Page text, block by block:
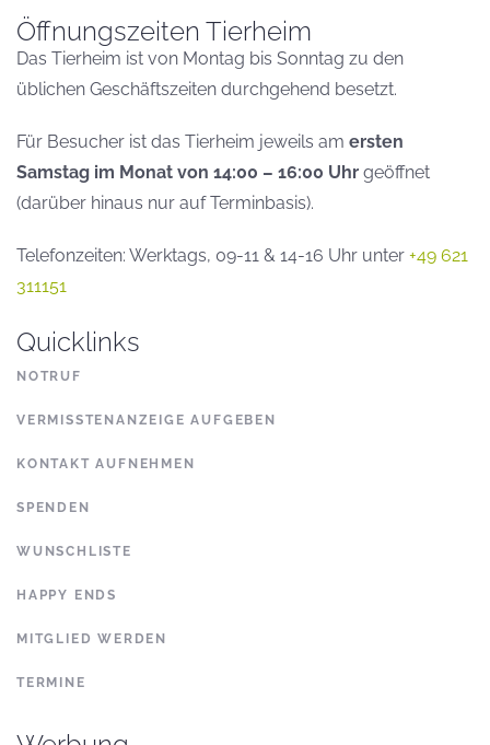
Öffnungszeiten Tierheim
Das Tierheim ist von Montag bis Sonntag zu den
üblichen Geschäftszeiten durchgehend besetzt.
Für Besucher ist das Tierheim jeweils am ersten
Samstag im Monat von 14:00 – 16:00 Uhr geöffnet
(darüber hinaus nur auf Terminbasis).
Telefonzeiten: Werktags, 09-11 & 14-16 Uhr unter +49 621
311151
Quicklinks
NOTRUF
VERMISSTENANZEIGE AUFGEBEN
KONTAKT AUFNEHMEN
SPENDEN
WUNSCHLISTE
HAPPY ENDS
MITGLIED WERDEN
TERMINE